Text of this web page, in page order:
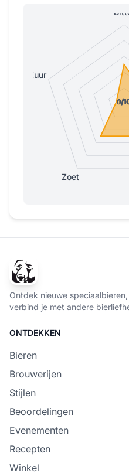
Zoet
Zuur
1/
0/
1/
1/
0/
Ontdek nieuwe
verbind je met andere
ONTDEKKEN
Bieren
Brouwerijen
Stijlen
Beoordelingen
Evenementen
Recepten
Winkel